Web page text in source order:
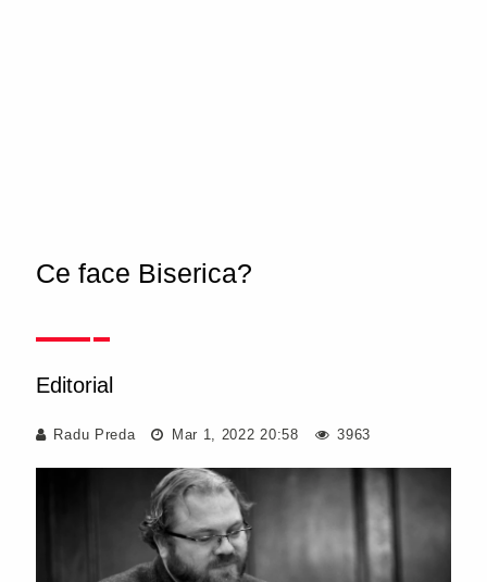
Ce face Biserica?
Editorial
Radu Preda Mar 1, 2022 20:58 3963